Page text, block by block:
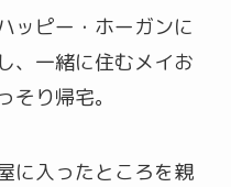
ッピー・ホーガンに
、一緒に住むメイお
り帰宅。
に入ったところを親